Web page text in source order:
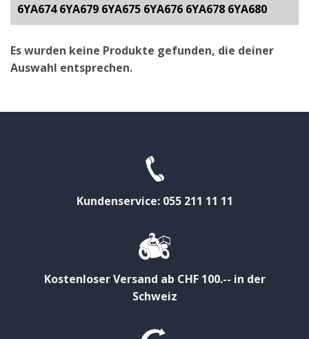
6YA674 6YA679 6YA675 6YA676 6YA678 6YA680
Es wurden keine Produkte gefunden, die deiner
Auswahl entsprechen.
Kundenservice: 055 211 11 11
Kostenloser Versand ab CHF 100.-- in der
Schweiz